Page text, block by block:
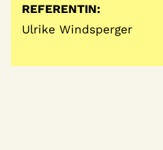
REFERENTIN:
Ulrike Windsperger